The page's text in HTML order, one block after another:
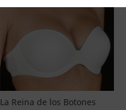
La Reina de los Botones